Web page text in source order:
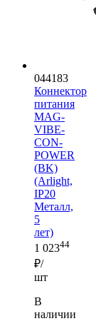
044183
Коннектор
питания
MAG-
VIBE-
CON-
POWER
(BK)
(Arlight,
IP20
Металл,
5
лет)
1 02344
₽/
шт
В
наличии